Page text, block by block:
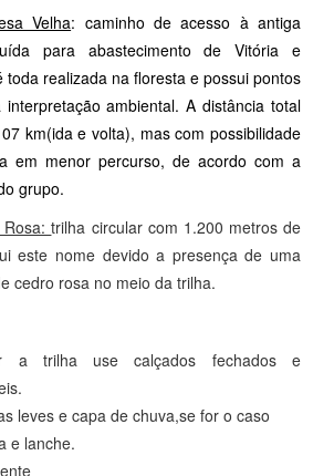
Velha: caminho de acesso à antiga
para abastecimento de Vitória e
toda realizada na floresta e possui pontos
ambiental. A distância total
km(ida e volta), mas com possibilidade
em menor percurso, de acordo com a
grupo.
Rosa:trilha circular com 1.200 metros de
este nome devido a presença de uma
cedro rosa no meio da trilha.
a trilha use calçados fechados e
leves e capa de chuva,se for o caso
e lanche.